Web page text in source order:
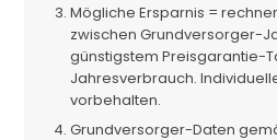
Mögliche Ersparnis =
zwischen Grundversorger-
günstigstem Preisgarantie-
Jahresverbrauch.
vorbehalten.
Grundversorger-Daten